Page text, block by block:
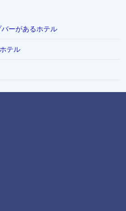
ーがあるホテル
テル